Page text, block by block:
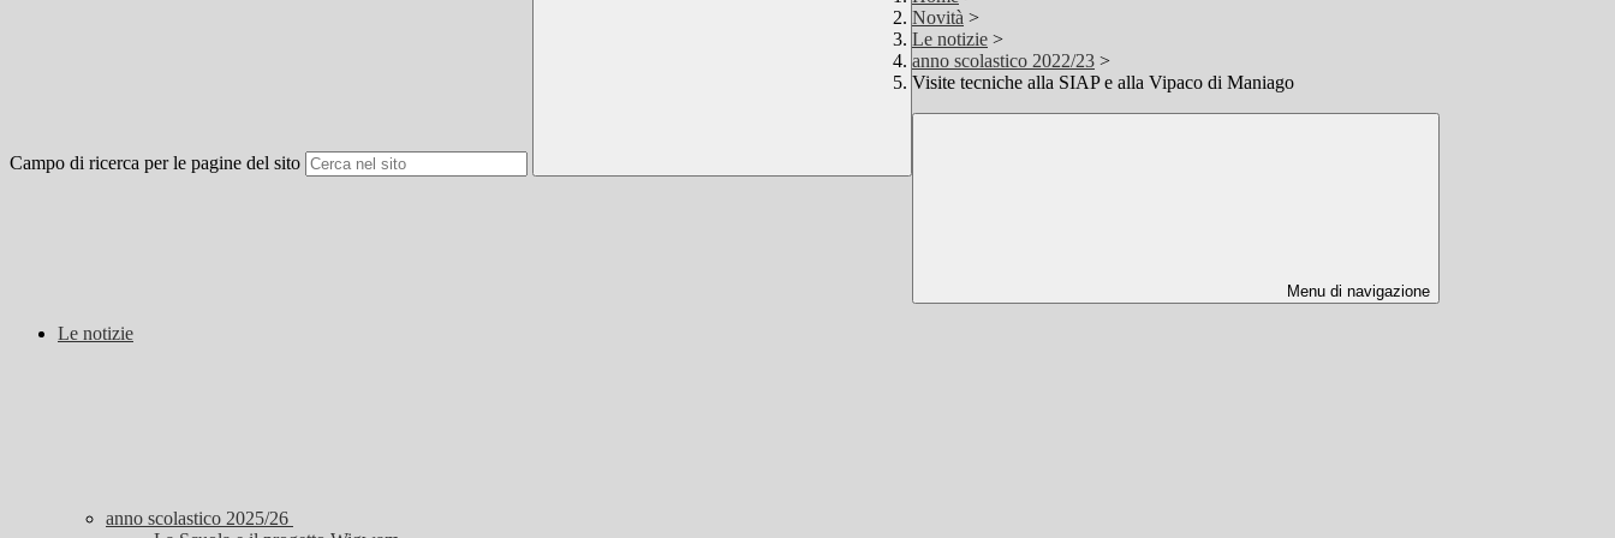
Campo di ricerca per le pagine del sito
Novità >
Le notizie >
anno scolastico 2022/23 >
Visite tecniche alla SIAP e alla Vipaco di Maniago
Menu di navigazione
Le notizie
anno scolastico 2025/26